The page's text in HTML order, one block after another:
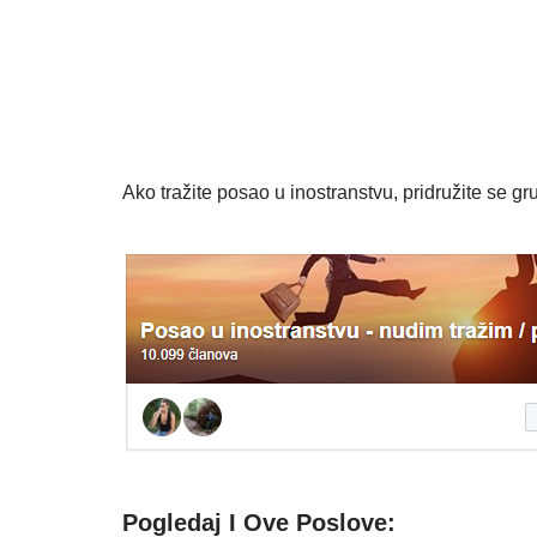
Ako tražite posao u inostranstvu, pridružite se
Pogledaj I Ove Poslove: